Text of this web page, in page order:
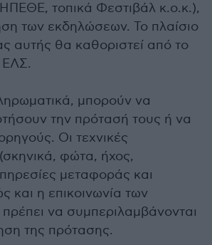
τοπικά Φεστιβάλ κ.ο.κ.),
των εκδηλώσεων. Το πλαίσιο
αυτής θα καθοριστεί από το
μπορούν να
την πρότασή τους ή να
Οι τεχνικές
φώτα, ήχος,
μεταφοράς και
και η επικοινωνία των
να συμπεριλαμβάνονται
της πρότασης.